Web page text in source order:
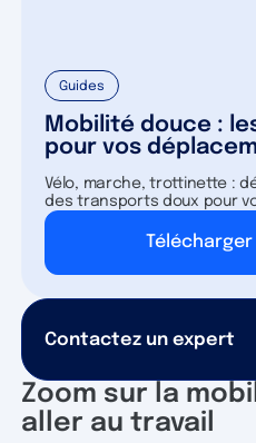
Zoom sur la
aller au travail
Guides
Mobilité douce :
pour vos
Vélo, marche, trottinette :
des transports doux pour
Contactez un expert